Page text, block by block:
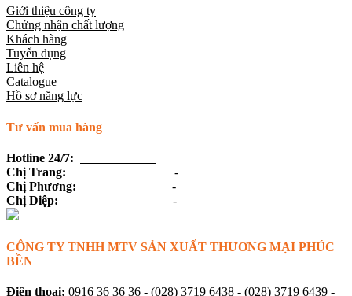
Giới thiệu công ty
Chứng nhận chất lượng
Khách hàng
Tuyển dụng
Liên hệ
Catalogue
Hồ sơ năng lực
Tư vấn mua hàng
Hotline 24/7:
Chị Trang:
-
Chị Phương:
-
Chị Diệp:
-
CÔNG TY TNHH MTV SẢN XUẤT THƯƠNG MẠI PHÚC
BỀN
Điện thoại: 0916 36 36 36 - (028) 3719 6438 - (028) 3719 6439 -